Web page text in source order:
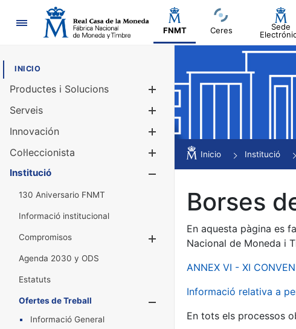
Navegació
FNMT Ceres
Sede
INICIO
Productes i Solucions
Mostra/Amaga
Serveis
Innovación
Col·leccionista
Mostra/Amaga
Institució
130 Aniversario FNMT
Informació institucional
Compromisos
Mostra/Amaga
Agenda 2030 y ODS
Estatuts
Ofertes de Treball
Informació General
Inicio Institució
Borses
En aquesta pàgina es
Nacional de Moneda i
ANNEX VI - XI
Informació relativa a
En tots els processos